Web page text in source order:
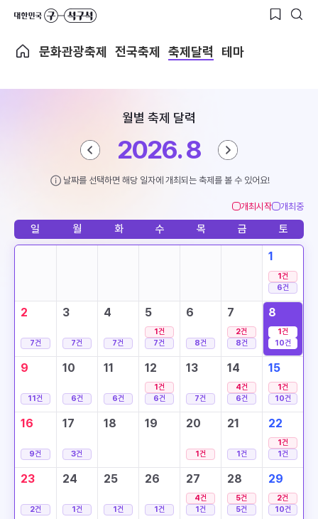
문화관광축제 전국축제 축제달력 테마
월별 축제 달력
2026. 8
날짜를 선택하면 해당 일자에 개최되는 축제를 볼 수 있어요!
개최시작 개최중
일 월 화 수 목 금 토
1
1건
6건
2
7건
3
7건
4
7건
5
1건
7건
6
8건
7
2건
8건
8
1건
10건
9
11건
10
6건
11
6건
12
1건
6건
13
7건
14
4건
6건
15
1건
10건
16
9건
17
3건
18 19 20
1건
21
1건
22
1건
1건
23
2건
24
1건
25
1건
26
1건
27
4건
1건
28
5건
5건
29
2건
10건